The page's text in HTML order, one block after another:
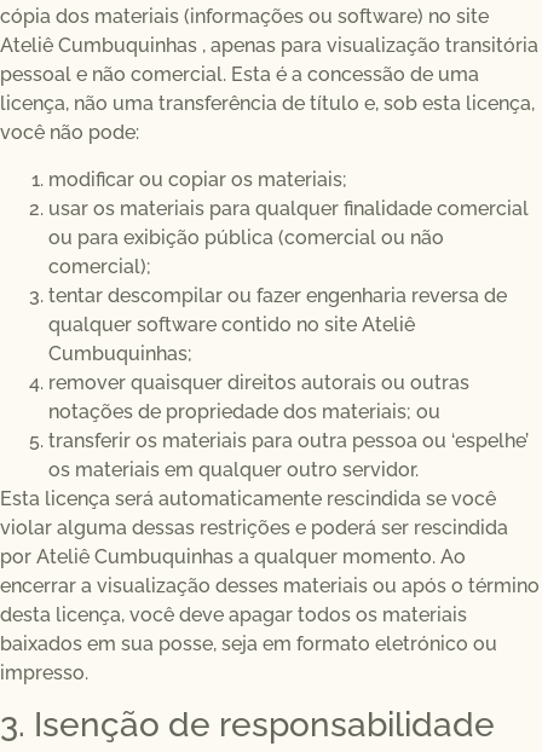
cópia dos materiais (informações ou software) no site
Ateliê Cumbuquinhas , apenas para visualização transitória
pessoal e não comercial. Esta é a concessão de uma
licença, não uma transferência de título e, sob esta licença,
você não pode:
modificar ou copiar os materiais;
usar os materiais para qualquer finalidade comercial
ou para exibição pública (comercial ou não
comercial);
tentar descompilar ou fazer engenharia reversa de
qualquer software contido no site Ateliê
Cumbuquinhas;
remover quaisquer direitos autorais ou outras
notações de propriedade dos materiais; ou
transferir os materiais para outra pessoa ou ‘espelhe’
os materiais em qualquer outro servidor.
Esta licença será automaticamente rescindida se você
violar alguma dessas restrições e poderá ser rescindida
por Ateliê Cumbuquinhas a qualquer momento. Ao
encerrar a visualização desses materiais ou após o término
desta licença, você deve apagar todos os materiais
baixados em sua posse, seja em formato eletrónico ou
impresso.
3. Isenção de responsabilidade